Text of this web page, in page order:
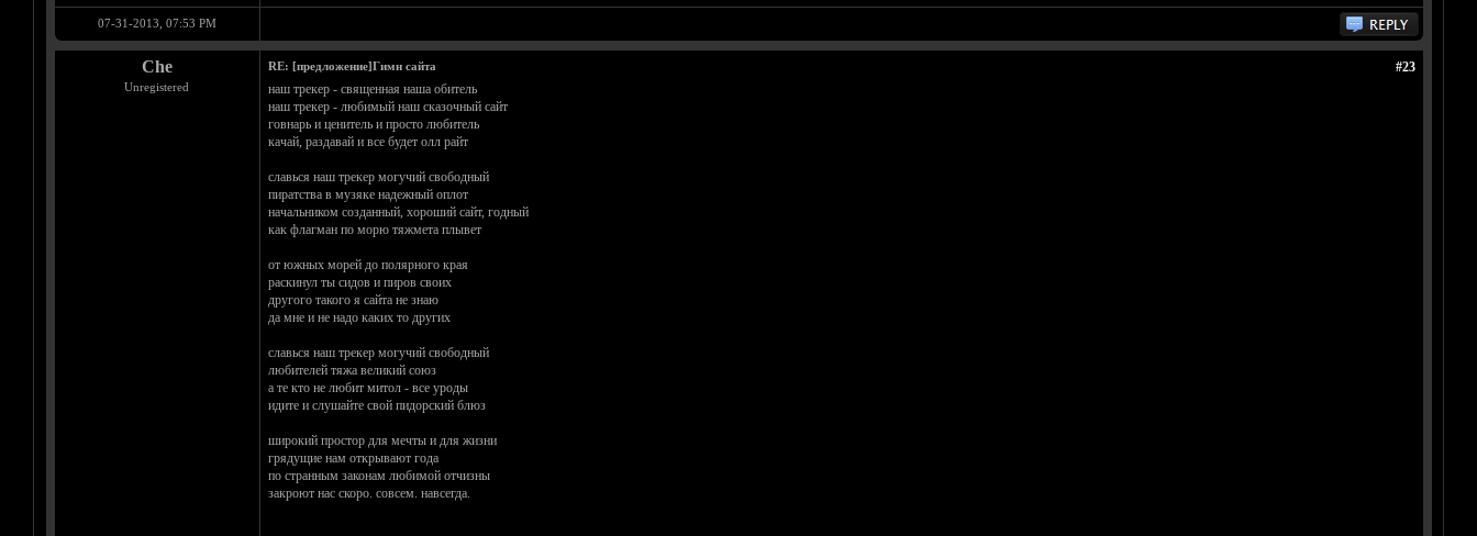
07-31-2013, 07:53 PM
Che
Unregistered
#23
RE: [предложение]Гимн сайта
наш трекер - священная наша обитель
наш трекер - любимый наш сказочный сайт
говнарь и ценитель и просто любитель
качай, раздавай и все будет олл райт
славься наш трекер могучий свободный
пиратства в музяке надежный оплот
начальником созданный, хороший сайт, годный
как флагман по морю тяжмета плывет
от южных морей до полярного края
раскинул ты сидов и пиров своих
другого такого я сайта не знаю
да мне и не надо каких то других
славься наш трекер могучий свободный
любителей тяжа великий союз
а те кто не любит митол - все уроды
идите и слушайте свой пидорский блюз
широкий простор для мечты и для жизни
грядущие нам открывают года
по странным законам любимой отчизны
закроют нас скоро. совсем. навсегда.